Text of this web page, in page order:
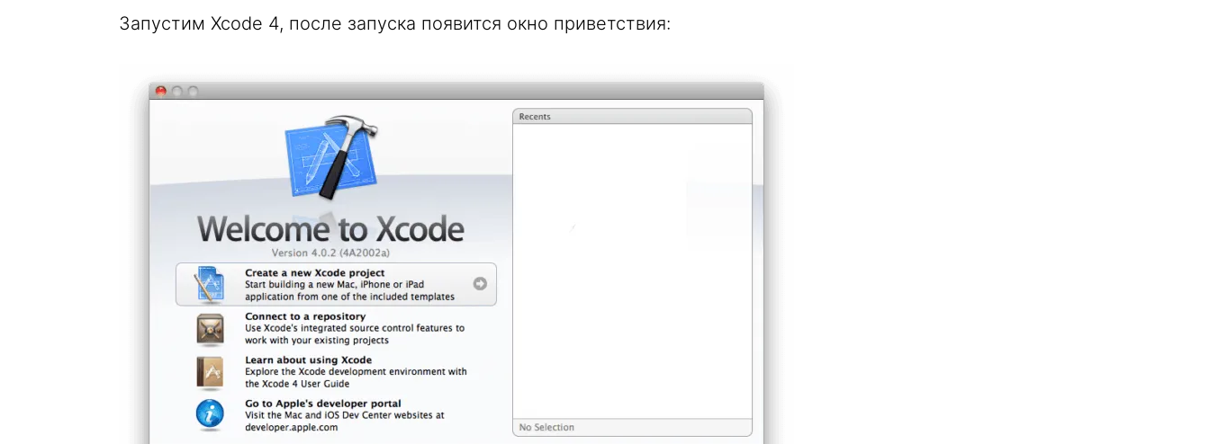
Запустим Xcode 4, после запуска появится окно приветствия: